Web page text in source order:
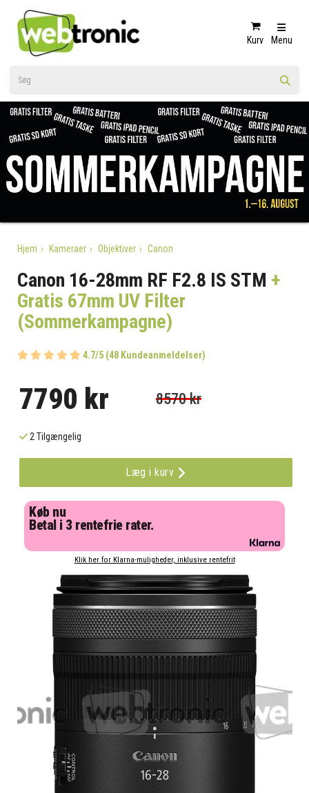
Kurv Menu
Hjem Kameraer Objektiver Canon
Canon 16-28mm RF F2.8 IS STM +
Gratis 67mm UV Filter
(Sommerkampagne)
4.7/5 (48 Kundeanmeldelser)
7790 kr 8570 kr
2 Tilgængelig
Læg i kurv
Køb nu
Betal i 3 rentefrie rater.
Klik her for Klarna-muligheder, inklusive rentefrit